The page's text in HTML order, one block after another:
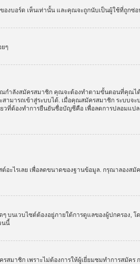
งบอร์ด เห็นเท่านั้น และคุณจะถูกนับเป็นผู้ใช้ที่ถูกซ่อ
ๆ
กำลังสมัครสมาชิก คุณจะต้องทำตามขั้นตอนที่คุณได้
มารถเข้าสู่ระบบได้. เมื่อคุณสมัครสมาชิก ระบบจะ
ต้องทำการยืนยันชื่อบัญชีคือ เพื่อลดการปลอมแปล
ะไรเลย เพื่อลดขนาดของฐานข้อมูล. กรุณาลองสมั
บนเวบไซต์ต้องอยู่ภายใต้การดูแลของผู้ปกครอง,
นนี้
สมาชิก เพราะไม่ต้องการให้ผู้เยี่ยมชมทำการสมัค